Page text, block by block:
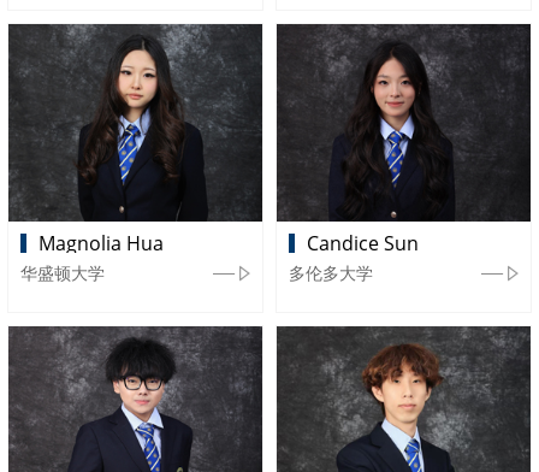
Magnolia Hua
华盛顿大学
Candice Sun
多伦多大学